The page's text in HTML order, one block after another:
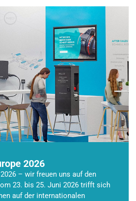
2026
– wir freuen uns auf den
23. bis 25. Juni 2026 trifft sich
auf der internationalen